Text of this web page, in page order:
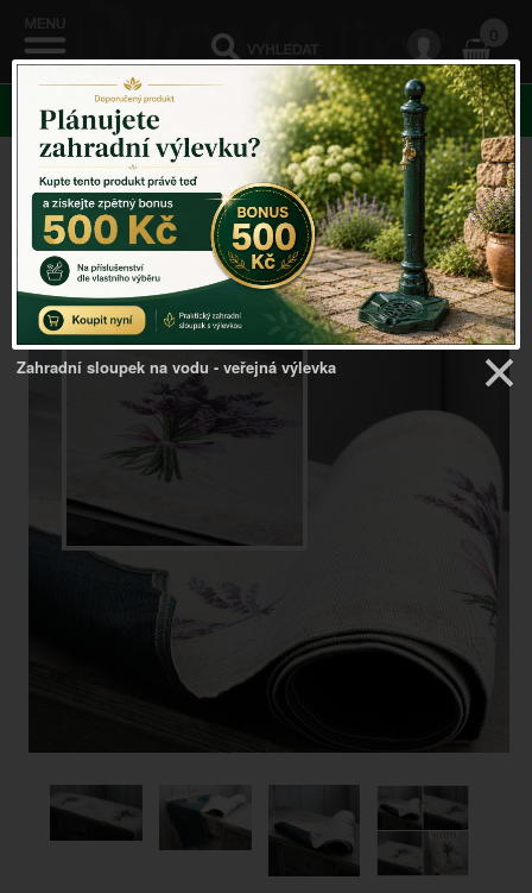
0
KATEGORIE
Venkovský domov ->Prostírání a podnosy-> Běhoun na
stůl kytice levandule 140x33cm
Zahradní sloupek na vodu - veřejná výlevka